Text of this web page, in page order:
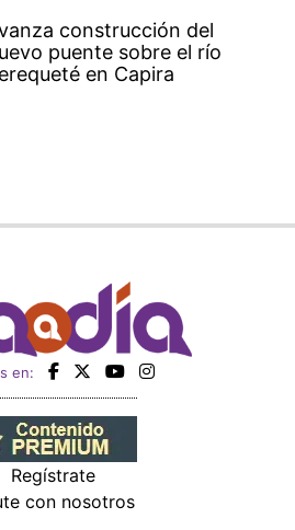
construcción del
puente sobre el río
en Capira
en:
Regístrate
con nosotros